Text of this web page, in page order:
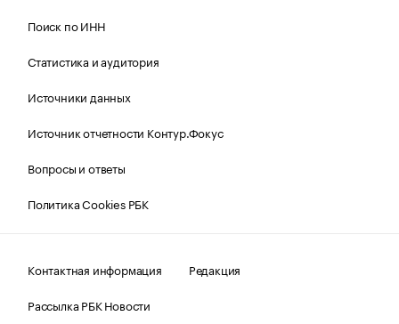
Поиск по ИНН
Статистика и аудитория
Источники данных
Источник отчетности Контур.Фокус
Вопросы и ответы
Политика Cookies РБК
Контактная информация
Редакция
Рассылка РБК Новости